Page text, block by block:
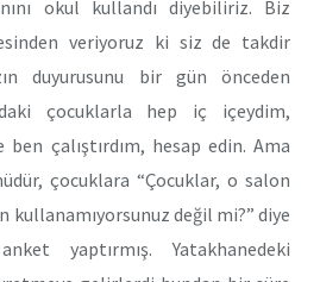
okul kullandı diyebiliriz. Biz
veriyoruz ki siz de takdir
duyurusunu bir gün önceden
çocuklarla hep iç içeydim,
ben çalıştırdım, hesap edin. Ama
çocuklara “Çocuklar, o salon
kullanamıyorsunuz değil mi?” diye
yaptırmış. Yatakhanedeki